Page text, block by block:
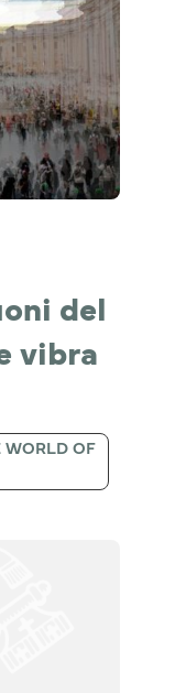
del
vibra
WORLD OF